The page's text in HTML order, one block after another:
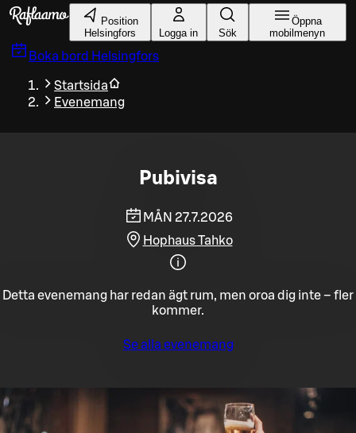
Gå till huvudinnehållet
Position
Helsingfors
Logga in Sök
Öppna
mobilmenyn
Boka bord Helsingfors
Startsida
Evenemang
Pubivisa
MÅN 27.7.2026
Hophaus Tahko
Detta evenemang har redan ägt rum, men oroa dig inte – fler
kommer.
Se alla evenemang